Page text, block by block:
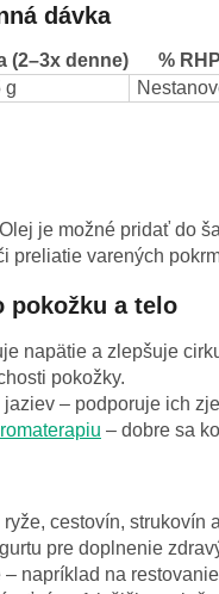
dávka
(2–3x denne)
%
g
je možné pridať do
preliatie varených
pokožku a telo
napätie a zlepšuje
pokožky.
– podporuje ich
– dobre sa
cestovín, strukovín
pre doplnenie
napríklad na